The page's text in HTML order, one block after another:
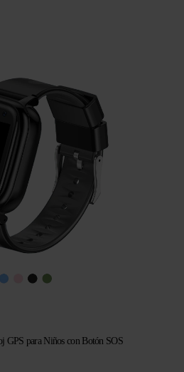
GPS para Niños con Botón SOS